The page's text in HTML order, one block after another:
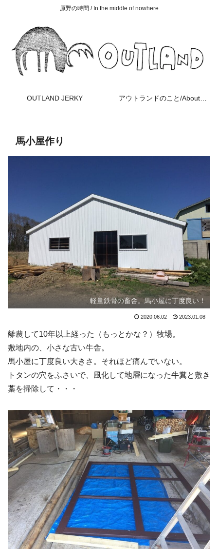
原野の時間 / In the middle of nowhere
OUTLAND JERKY アウトランドのこと/About OUTLAND
馬小屋作り
軽量鉄骨の畜舎。馬小屋に丁度良い！
2020.06.02 2023.01.08
離農して10年以上経った（もっとかな？）牧場。
敷地内の、小さな古い牛舎。
馬小屋に丁度良い大きさ。それほど痛んでいない。
トタンの穴をふさいで、風化して地層になった牛糞と敷き
藁を掃除して・・・